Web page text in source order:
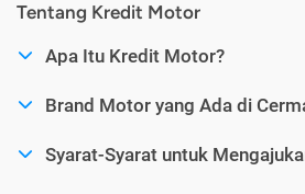
Tentang Kredit Motor
Apa Itu Kredit Motor?
Brand Motor yang Ada di
Syarat-Syarat untuk